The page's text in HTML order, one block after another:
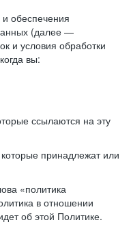
и обеспечения
(далее —
и условия обработки
вы:
ссылаются на эту
принадлежат или
«политика
в отношении
об этой Политике.